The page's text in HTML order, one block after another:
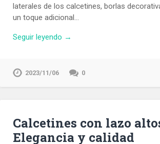
laterales de los calcetines, borlas
un toque adicional…
Seguir leyendo →
2023/11/06 0
Calcetines con lazo
Elegancia y calidad